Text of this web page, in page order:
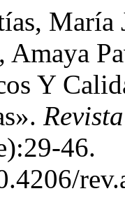
María
Amaya
Y
46.